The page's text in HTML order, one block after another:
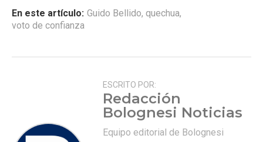
En este artículo: Guido Bellido, quechua,
voto de confianza
ESCRITO POR:
Redacción
Bolognesi Noticias
Equipo editorial de Bolognesi